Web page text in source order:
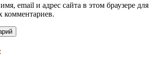
email и адрес сайта в этом браузере для